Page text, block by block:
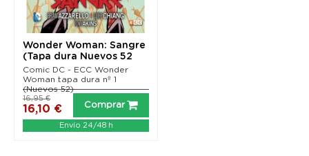
Wonder Woman: Sangre
(Tapa dura Nuevos 52
01)
Comic DC - ECC Wonder
Woman tapa dura nº 1
(Nuevos 52)
16,10 €
16,95 €
Comprar
Envío 24/48 h